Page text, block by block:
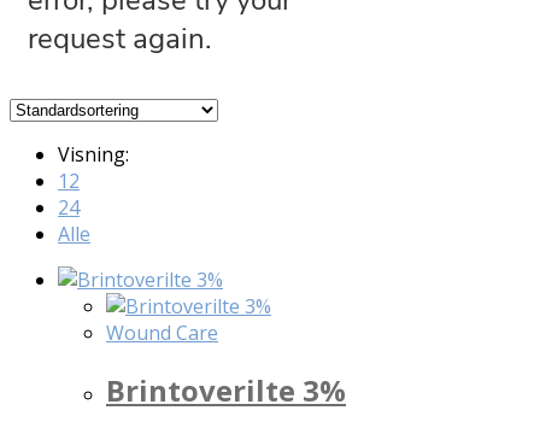
Visning:
12
24
Alle
Wound Care
Brintoverilte 3%